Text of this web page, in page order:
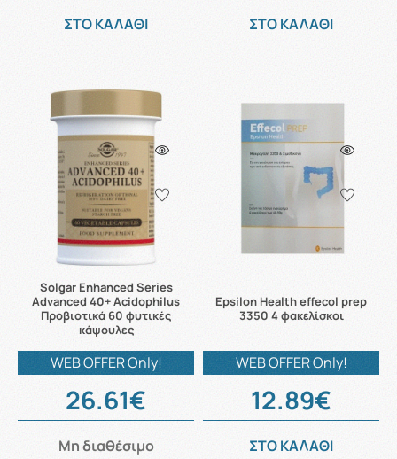
ΣΤΟ ΚΑΛΑΘΙ ΣΤΟ ΚΑΛΑΘΙ
Solgar Enhanced Series
Advanced 40+ Acidophilus
Προβιοτικά 60 φυτικές
κάψουλες
WEB OFFER Only!
26.61€
Μη διαθέσιμο
Epsilon Health effecol prep
3350 4 φακελίσκοι
WEB OFFER Only!
12.89€
ΣΤΟ ΚΑΛΑΘΙ